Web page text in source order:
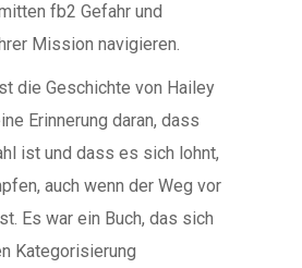
fb2 Gefahr und
Mission navigieren.
die Geschichte von Hailey
Erinnerung daran, dass
ist und dass es sich lohnt,
auch wenn der Weg vor
Es war ein Buch, das sich
Kategorisierung